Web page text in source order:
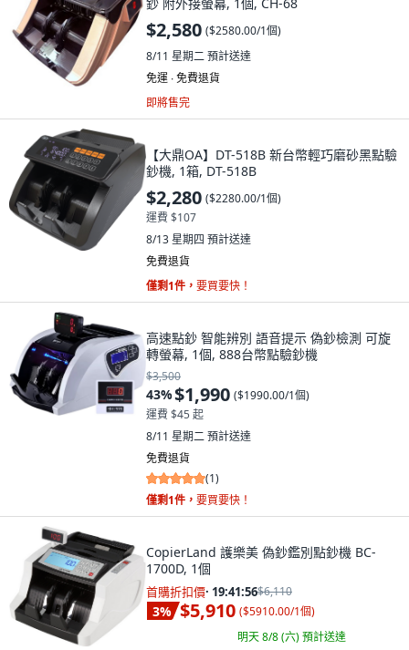
$2,580 ($2580.00/1個)
8/11 星期二預計送達
免運 ∙ 免費退貨
即將售完
【大鼎OA】DT-518B 新台幣輕巧磨砂黑點驗
鈔機, 1箱, DT-518B
$2,280 ($2280.00/1個)
運費 $107
8/13 星期四 預計送達
免費退貨
僅剩1件， 要買要快！
高速點鈔 智能辨別 語音提示 偽鈔檢測 可旋
轉螢幕, 1個, 888台幣點驗鈔機
$3,500
43%$1,990 ($1990.00/1個)
運費 $45 起
8/11 星期二預計送達
免費退貨
(1)
僅剩1件， 要買要快！
CopierLand 護樂美 偽鈔鑑別點鈔機 BC-
1700D, 1個
首購折扣價· 19:41:55$6,110
3% $5,910 ($5910.00/1個)
明天 8/8 (六)預計送達